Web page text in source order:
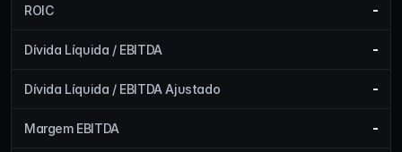
ROIC -
Dívida Líquida / EBITDA -
Dívida Líquida / EBITDA Ajustado -
Margem EBITDA -